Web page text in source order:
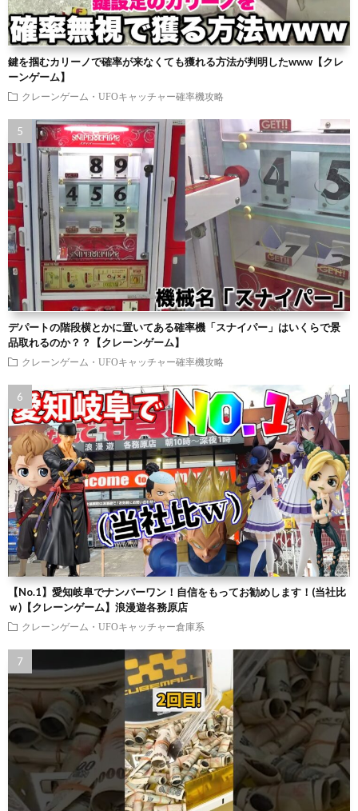
鍵を掴むカリーノで確率が来なくても獲れる方法が判明したwww【クレ
ーンゲーム】
クレーンゲーム・UFOキャッチャー確率機攻略
デパートの階段横とかに置いてある確率機「スナイパー」はいくらで景
品取れるのか？？【クレーンゲーム】
クレーンゲーム・UFOキャッチャー確率機攻略
【No.1】愛知岐阜でナンバーワン！自信をもってお勧めします！(当社比
ｗ)【クレーンゲーム】浪漫遊各務原店
クレーンゲーム・UFOキャッチャー倉庫系